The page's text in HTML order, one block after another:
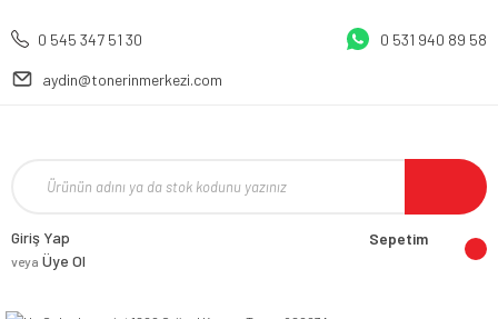
0 545 347 51 30 0 531 940 89 58
aydin@tonerinmerkezi.com
Giriş Yap
veya Üye Ol
Sepetim